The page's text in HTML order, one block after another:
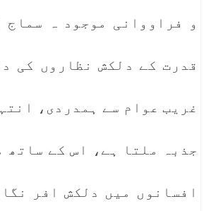
و فراووانی موجود ہ سماج
قدرت کے دلکش نظاروں کی
غریب عوام سے ہمدردی،
جذبہ ملتا ہے، اس کے ساتھ
افسانوں میں دلکش افر